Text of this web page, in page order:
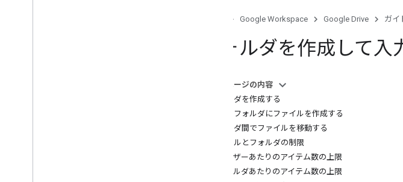
Google Workspace Google Drive ガイ
フォルダを作成して入
このページの内容
フォルダを作成する
特定のフォルダにファイルを作成する
フォルダ間でファイルを移動する
ファイルとフォルダの制限
ユーザーあたりのアイテム数の上限
フォルダあたりのアイテム数の上限